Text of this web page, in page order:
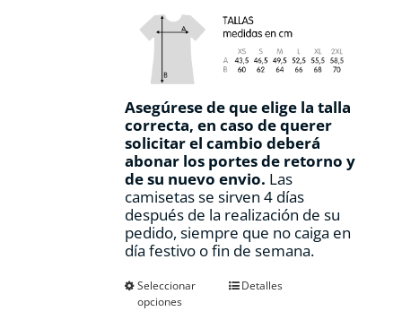
Asegúrese de que elige la talla
correcta, en caso de querer
solicitar el cambio deberá
abonar los portes de retorno y
de su nuevo envio. Las
camisetas se sirven 4 días
después de la realización de su
pedido, siempre que no caiga en
día festivo o fin de semana.
Seleccionar
opciones
EsteDetalles